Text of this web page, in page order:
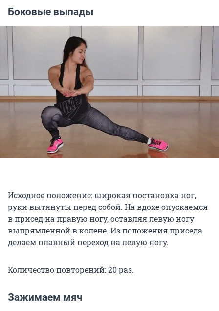
Боковые выпады
Исходное положение: широкая постановка ног,
руки вытянуты перед собой. На вдохе опускаемся
в присед на правую ногу, оставляя левую ногу
выпрямленной в колене. Из положения приседа
делаем плавный переход на левую ногу.
Количество повторений: 20 раз.
Зажимаем мяч